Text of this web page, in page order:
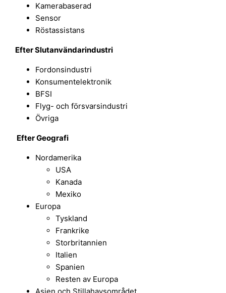
Kamerabaserad
Sensor
Röstassistans
Efter Slutanvändarindustri
Fordonsindustri
Konsumentelektronik
BFSI
Flyg- och försvarsindustri
Övriga
EfterGeografi
Nordamerika
USA
Kanada
Mexiko
Europa
Tyskland
Frankrike
Storbritannien
Italien
Spanien
Resten av Europa